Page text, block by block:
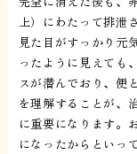
上）にわたって排泄
見た目がすっかり元
ったように見えても
スが潜んでおり、便
を理解することが、
に重要になります。
になったからといっ